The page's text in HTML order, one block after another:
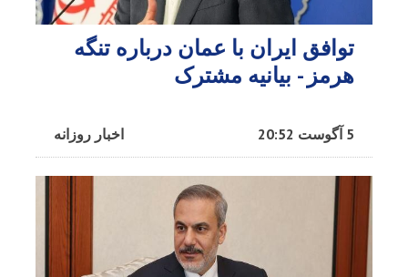
توافق ایران با عمان درباره تنگه
هرمز - بیانیه مشترک
اخبار روزانه 5 آگوست 20:52